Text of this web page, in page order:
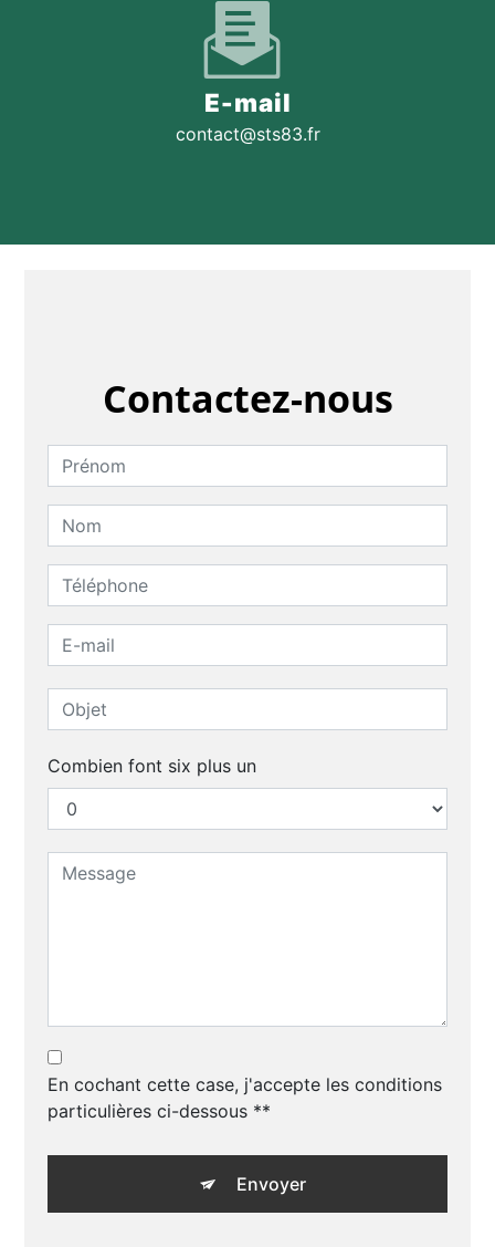
E-mail
contact@sts83.fr
Contactez-nous
Combien font six plus un
En cochant cette case, j'accepte les conditions
particulières ci-dessous **
Envoyer